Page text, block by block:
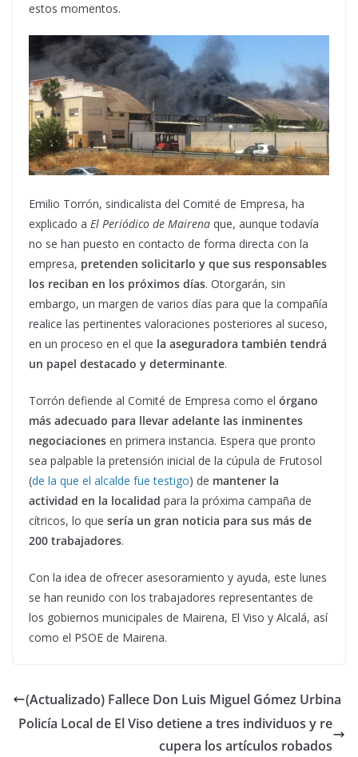
estos momentos.
Emilio Torrón, sindicalista del Comité de Empresa, ha
explicado a El Periódico de Mairena que, aunque todavía
no se han puesto en contacto de forma directa con la
empresa, pretenden solicitarlo y que sus responsables
los reciban en los próximos días. Otorgarán, sin
embargo, un margen de varios días para que la compañía
realice las pertinentes valoraciones posteriores al suceso,
en un proceso en el que la aseguradora también tendrá
un papel destacado y determinante.
Torrón defiende al Comité de Empresa como el órgano
más adecuado para llevar adelante las inminentes
negociaciones en primera instancia. Espera que pronto
sea palpable la pretensión inicial de la cúpula de Frutosol
(de la que el alcalde fue testigo) de mantener la
actividad en la localidad para la próxima campaña de
cítricos, lo que sería un gran noticia para sus más de
200 trabajadores.
Con la idea de ofrecer asesoramiento y ayuda, este lunes
se han reunido con los trabajadores representantes de
los gobiernos municipales de Mairena, El Viso y Alcalá, así
como el PSOE de Mairena.
(Actualizado) Fallece Don Luis Miguel Gómez Urbina
Policía Local de El Viso detiene a tres individuos y re
cupera los artículos robados